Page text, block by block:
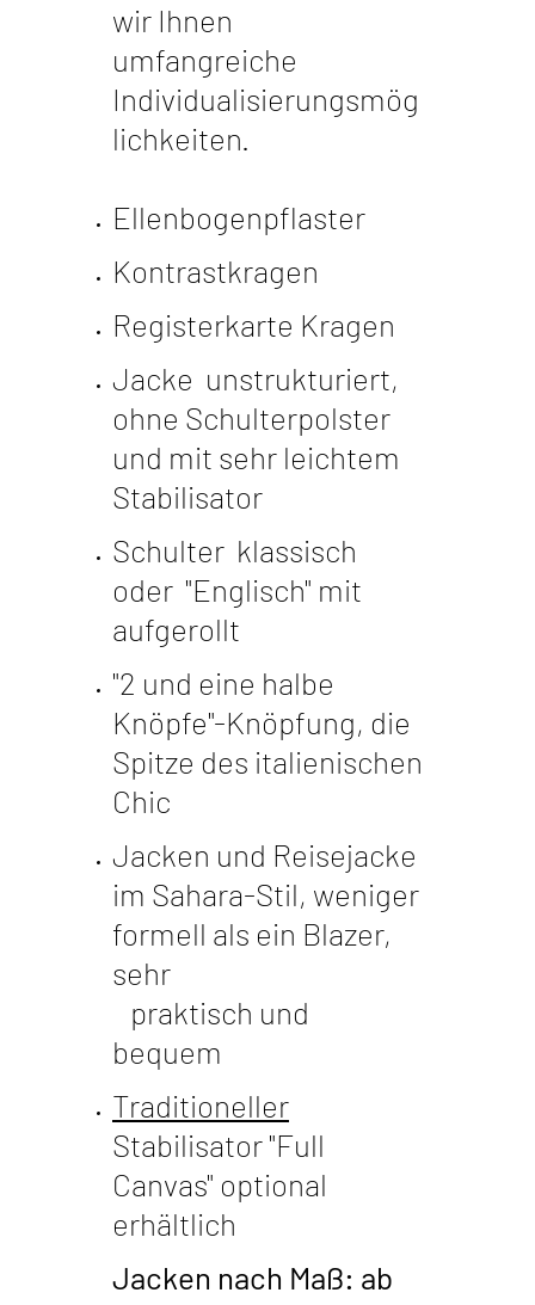
wir Ihnen
umfangreiche
Individualisierungsmög
lichkeiten.
Ellenbogenpflaster
Kontrastkragen
Registerkarte Kragen
Jacke unstrukturiert,
ohne Schulterpolster
und mit sehr leichtem
Stabilisator
Schulter klassisch
oder "Englisch" mit
aufgerollt
"2 und eine halbe
Knöpfe"-Knöpfung, die
Spitze des italienischen
Chic
Jacken und Reisejacke
im Sahara-Stil, weniger
formell als ein Blazer,
sehr
praktisch und
bequem
Traditioneller
Stabilisator "Full
Canvas" optional
erhältlich
Jacken nach Maß: ab